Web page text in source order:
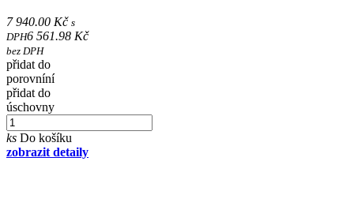
7 940.00 Kč s
DPH6 561.98 Kč
bez DPH
přidat do
porovníní
přidat do
úschovny
ks Do košíku
zobrazit detaily